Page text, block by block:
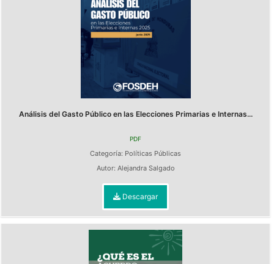
Análisis del Gasto Público en las Elecciones Primarias e Internas...
PDF
Categoría: Políticas Públicas
Autor: Alejandra Salgado
Descargar